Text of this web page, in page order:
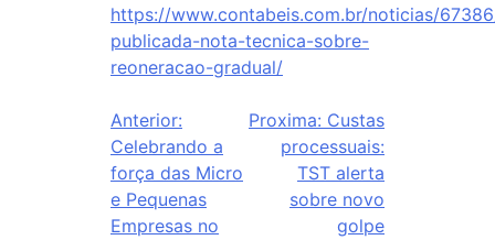
https://www.contabeis.com.br/noticias/
publicada-nota-tecnica-sobre-
reoneracao-gradual/
Anterior:
Celebrando a
força das Micro
e Pequenas
Empresas no
Proxima: Custas
processuais:
TST alerta
sobre novo
golpe